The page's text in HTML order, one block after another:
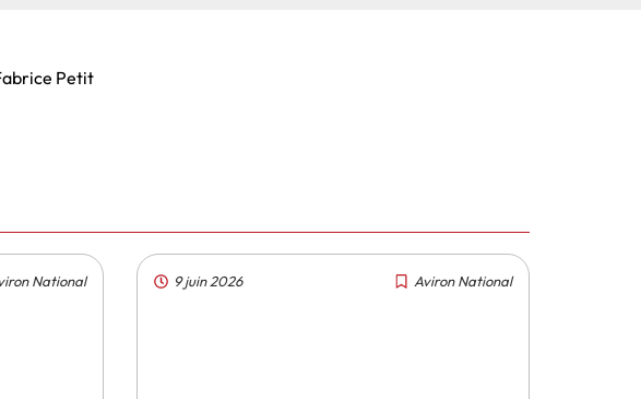
Petit
National 9 juin 2026 Aviron National